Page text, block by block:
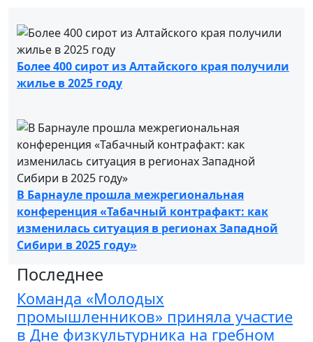
Более 400 сирот из Алтайского края получили
жилье в 2025 году
В Барнауле прошла межрегиональная
конференция «Табачный контрафакт: как
изменилась ситуация в регионах Западной
Сибири в 2025 году»
Последнее
Команда «Молодых
промышленников» приняла участие
в Дне физкультурника на гребном